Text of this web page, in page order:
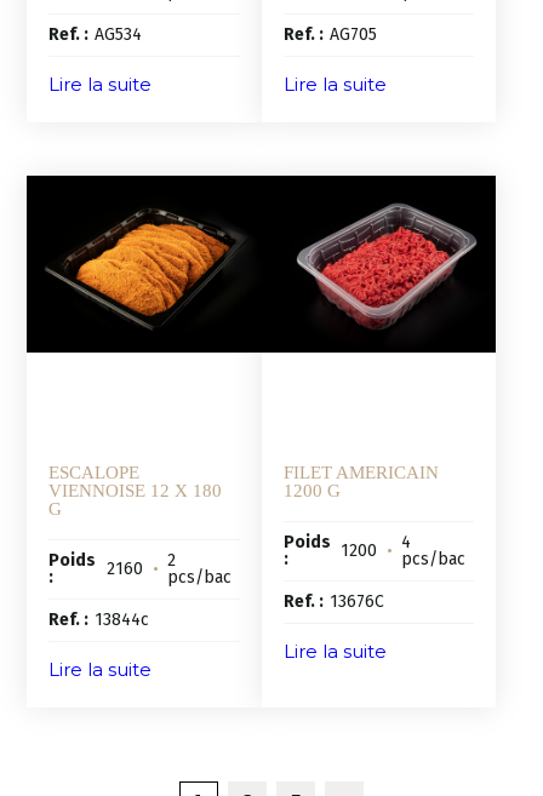
Ref. : AG534
Lire la suite
Ref. : AG705
Lire la suite
ESCALOPE
VIENNOISE 12 X 180
G
Poids
:
2160 • 2
pcs/bac
Ref. : 13844c
Lire la suite
FILET AMERICAIN
1200 G
Poids
:
1200 • 4
pcs/bac
Ref. : 13676C
Lire la suite